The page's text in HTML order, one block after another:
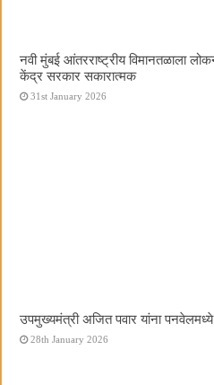
नवी मुंबई आंतरराष्ट्रीय विमानतळाला
केंद्र सरकार सकारात्मक
31st January 2026
उपमुख्यमंत्री अजित पवार यांना पनवेलमध्ये
28th January 2026